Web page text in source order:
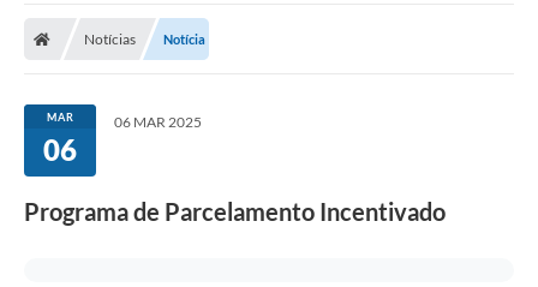
Notícias Notícia
MAR
06
06 MAR 2025
Programa de Parcelamento Incentivado